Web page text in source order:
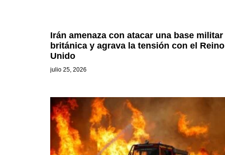
Irán amenaza con atacar una base militar
británica y agrava la tensión con el Reino
Unido
julio 25, 2026